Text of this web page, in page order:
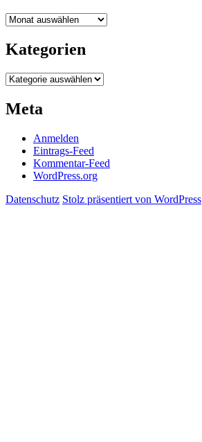
Archiv
Kategorien
Kategorien
Meta
Anmelden
Eintrags-Feed
Kommentar-Feed
WordPress.org
Datenschutz Stolz präsentiert von WordPress